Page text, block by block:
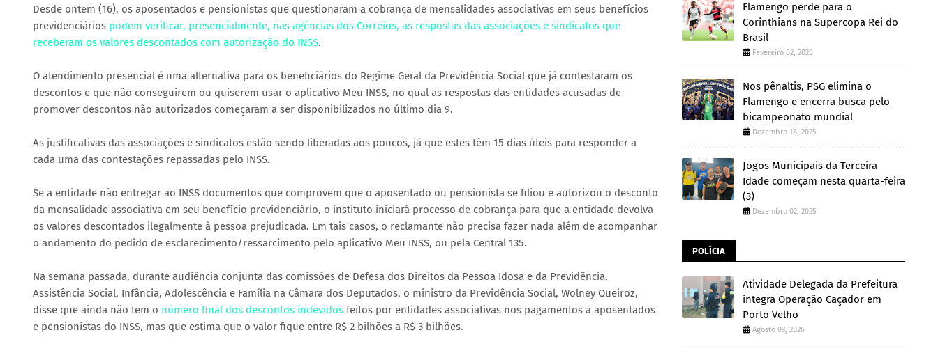
Desde ontem (16), os aposentados e pensionistas que questionaram a cobrança de mensalidades associativas em seus benefícios
previdenciários podem verificar, presencialmente, nas agências dos Correios, as respostas das associações e sindicatos que
receberam os valores descontados com autorização do INSS.
O atendimento presencial é uma alternativa para os beneficiários do Regime Geral da Previdência Social que já contestaram os
descontos e que não conseguirem ou quiserem usar o aplicativo Meu INSS, no qual as respostas das entidades acusadas de
promover descontos não autorizados começaram a ser disponibilizados no último dia 9.
As justificativas das associações e sindicatos estão sendo liberadas aos poucos, já que estes têm 15 dias úteis para responder a
cada uma das contestações repassadas pelo INSS.
Se a entidade não entregar ao INSS documentos que comprovem que o aposentado ou pensionista se filiou e autorizou o desconto
da mensalidade associativa em seu benefício previdenciário, o instituto iniciará processo de cobrança para que a entidade devolva
os valores descontados ilegalmente à pessoa prejudicada. Em tais casos, o reclamante não precisa fazer nada além de acompanhar
o andamento do pedido de esclarecimento/ressarcimento pelo aplicativo Meu INSS, ou pela Central 135.
Na semana passada, durante audiência conjunta das comissões de Defesa dos Direitos da Pessoa Idosa e da Previdência,
Assistência Social, Infância, Adolescência e Família na Câmara dos Deputados, o ministro da Previdência Social, Wolney Queiroz,
disse que ainda não tem o número final dos descontos indevidos feitos por entidades associativas nos pagamentos a aposentados
e pensionistas do INSS, mas que estima que o valor fique entre R$ 2 bilhões a R$ 3 bilhões.
Flamengo perde para o
Corinthians na Supercopa Rei do
Brasil
Fevereiro 02, 2026
Nos pênaltis, PSG elimina o
Flamengo e encerra busca pelo
bicampeonato mundial
Dezembro 18, 2025
Jogos Municipais da Terceira
Idade começam nesta quarta-feira
(3)
Dezembro 02, 2025
POLÍCIA
Atividade Delegada da Prefeitura
integra Operação Caçador em
Porto Velho
Agosto 03, 2026